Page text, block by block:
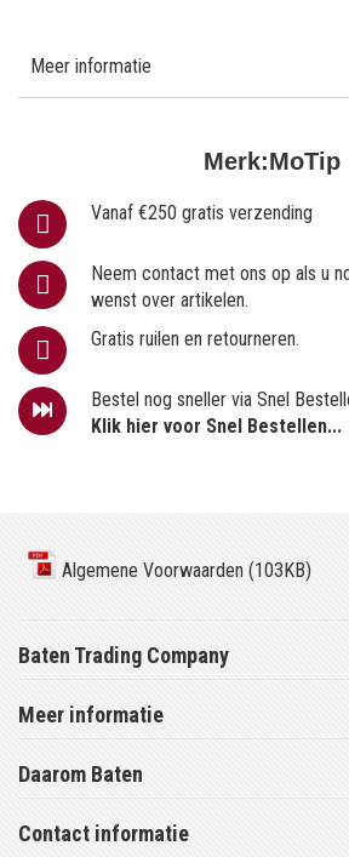
Merk:MoTip
Vanaf €250 gratis verzending
Neem contact met ons op als u
wenst over artikelen.
Gratis ruilen en retourneren.
Bestel nog sneller via Snel
Klik hier voor Snel Bestellen...
Meer informatie
Algemene Voorwaarden (103KB)
Baten Trading Company
Meer informatie
Daarom Baten
Contact informatie